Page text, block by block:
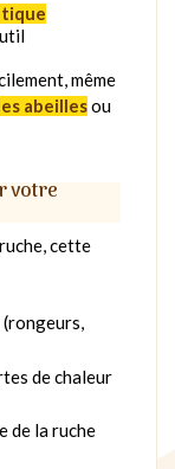
même
abeillesou
votre
cette
de chaleur
de la ruche